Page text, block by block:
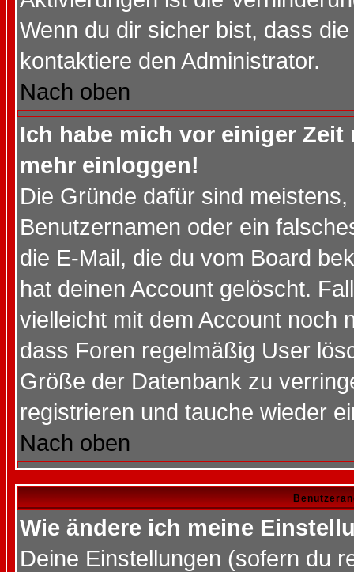
Wenn du dir sicher bist, dass
kontaktiere den Administrator.
Nach oben
Ich habe mich vor einiger
mehr einloggen!
Die Gründe dafür sind
Benutzernamen oder ein
die E-Mail, die du vom Board
hat deinen Account gelöscht.
vielleicht mit dem Account noch
dass Foren regelmäßig User
Größe der Datenbank zu
registrieren und tauche wieder
Nach oben
Wie ändere ich meine
Deine Einstellungen (sofern du